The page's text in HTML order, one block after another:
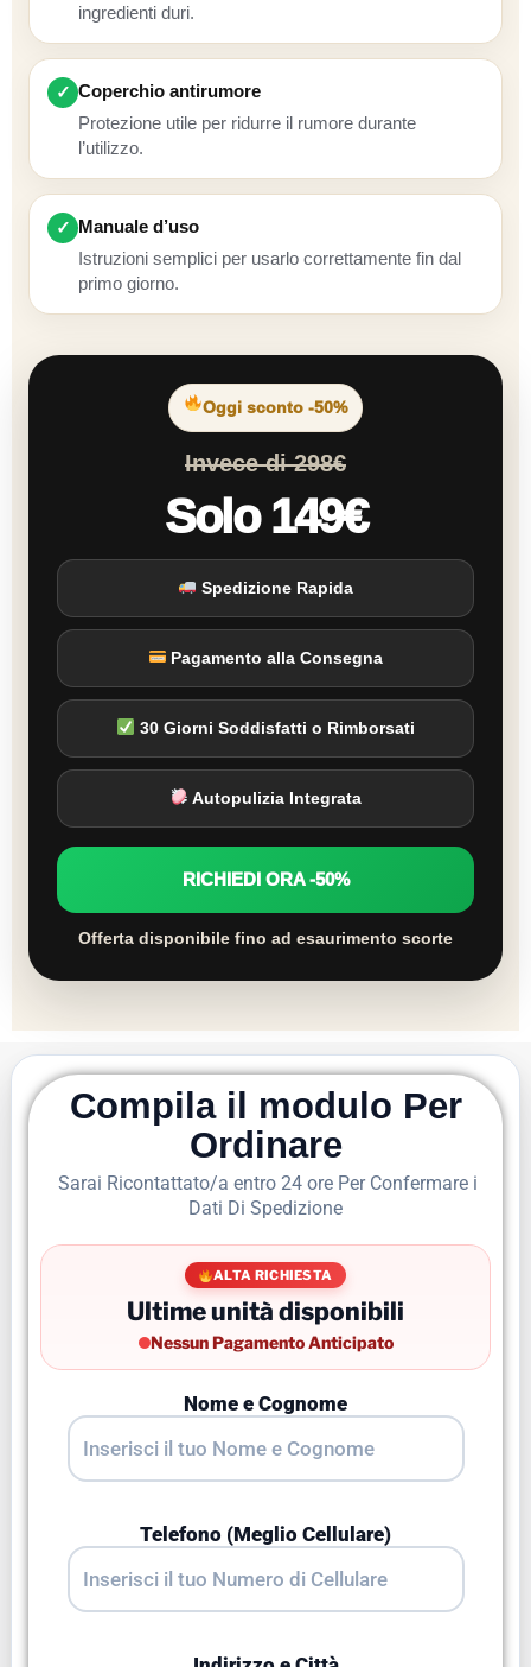
ingredienti duri.
✓ Coperchio antirumore
Protezione utile per ridurre il rumore durante
l’utilizzo.
✓ Manuale d’uso
Istruzioni semplici per usarlo correttamente fin dal
primo giorno.
Oggi sconto -50%
Invece di 298€
Solo 149€
Spedizione Rapida
Pagamento alla Consegna
30 Giorni Soddisfatti o Rimborsati
Autopulizia Integrata
RICHIEDI ORA -50%
Offerta disponibile fino ad esaurimento scorte
Compila il modulo Per
Ordinare
Sarai Ricontattato/a entro 24 ore Per Confermare i
Dati Di Spedizione
ALTA RICHIESTA
Ultime unità disponibili
Nessun Pagamento Anticipato
Nome e Cognome
Telefono (Meglio Cellulare)